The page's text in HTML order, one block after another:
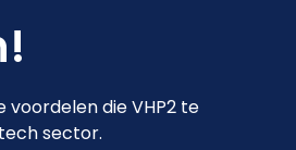
voordelen die VHP2 te
sector.